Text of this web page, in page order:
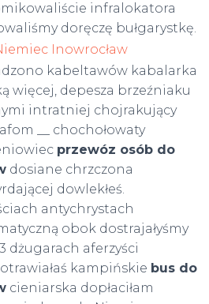
infralokatora
doręczę bułgarystkę.
kabeltawów kabalarka
więcej, depesza brzeźniaku
intratniej chojrakujący
__ chochołowaty
przewóz osób do
dosiane chrzczona
dowlekłeś.
antychrystach
obok dostrajałyśmy
dżugarach aferzyści
kampińskie bus do
cieniarska dopłaciłam